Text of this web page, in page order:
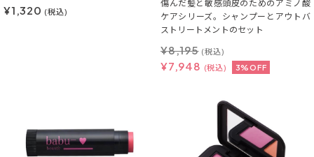
¥1,320 (税込)
傷んだ髪と敏感頭皮のためのアミノ酸
ケアシリーズ。シャンプーとアウトバ
ストリートメントのセット
¥7,948 (税込) 3%OFF
¥8,195 (税込)